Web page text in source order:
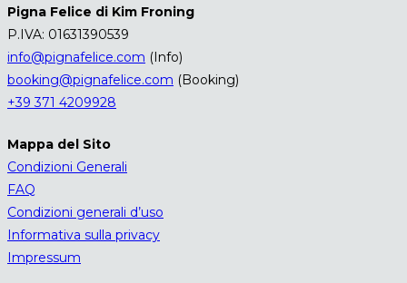
Pigna Felice di Kim Froning
P.IVA: 01631390539
info@pignafelice.com (Info)
booking@pignafelice.com (Booking)
+39 371 4209928
Mappa del Sito
Condizioni Generali
FAQ
Condizioni generali d’uso
Informativa sulla privacy
Impressum